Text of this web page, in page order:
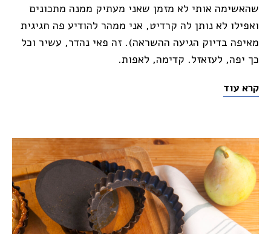
שהאשימה אותי לא מזמן שאני מעתיק ממנה מתכונים
ואפילו לא נותן לה קרדיט, אני ממהר להודיע פה חגיגית
מאיפה בדיוק הגיעה ההשראה). זה פאי נהדר, עשיר וכל
כך יפה, לעזאזל. קדימה, לאפות.
קרא עוד